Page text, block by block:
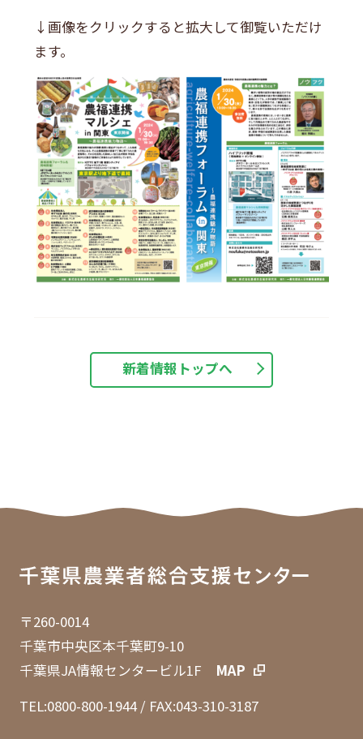
↓画像をクリックすると拡大して御覧いただけ
ます。
新着情報トップへ
〒260-0014
千葉市中央区本千葉町9-10
千葉県JA情報センタービル1F MAP
TEL:0800-800-1944/ FAX:043-310-3187